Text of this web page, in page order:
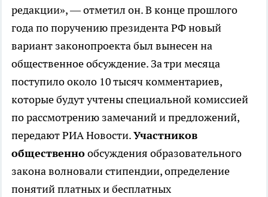
редакции», — отметил он. В конце прошлого
года по поручению президента РФ новый
вариант законопроекта был вынесен на
общественное обсуждение. За три месяца
поступило около 10 тысяч комментариев,
которые будут учтены специальной комиссией
по рассмотрению замечаний и предложений,
передают РИА Новости.Участников
общественнообсуждения образовательного
закона волновали стипендии, определение
понятий платных и бесплатных